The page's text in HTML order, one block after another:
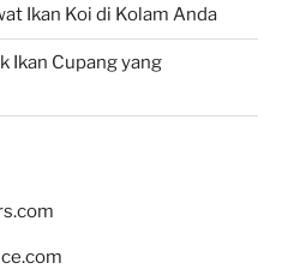
Ikan Koi di Kolam Anda
Ikan Cupang yang